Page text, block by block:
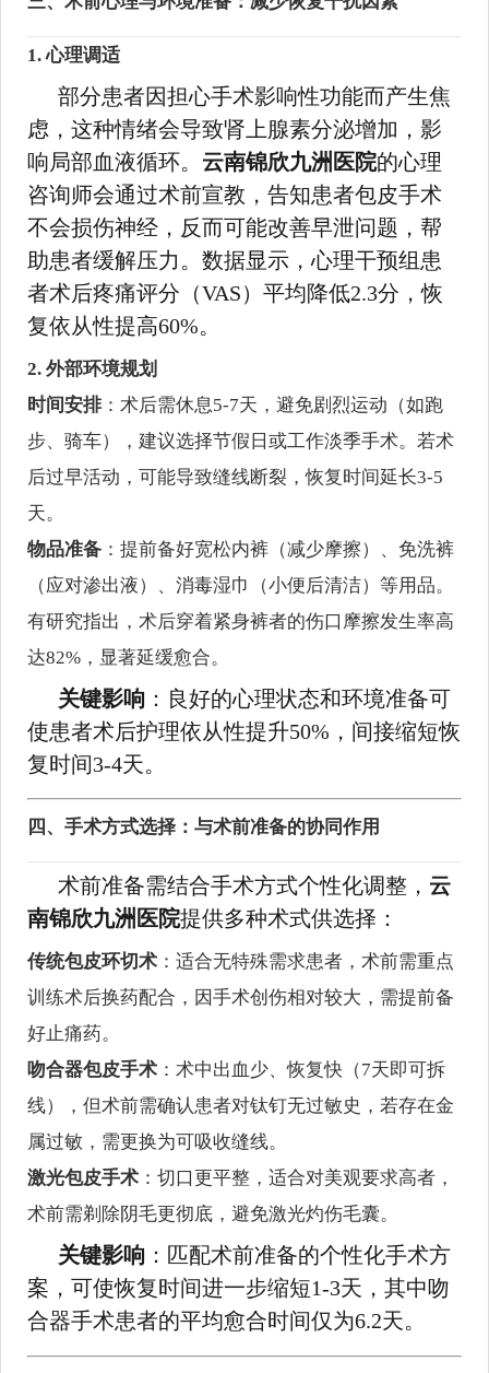
1. 心理调适
部分患者因担心手术影响性功能而产生焦
虑，这种情绪会导致肾上腺素分泌增加，影
响局部血液循环。 云南锦欣九洲医院的心理
咨询师会通过术前宣教，告知患者包皮手术
不会损伤神经，反而可能改善早泄问题，帮
助患者缓解压力。数据显示，心理干预组患
者术后疼痛评分（VAS）平均降低2.3分，恢
复依从性提高60%。
2. 外部环境规划
时间安排：术后需休息5-7天，避免剧烈运动（如跑
步、骑车），建议选择节假日或工作淡季手术。若术
后过早活动，可能导致缝线断裂，恢复时间延长3-5
天。
物品准备 ：提前备好宽松内裤（减少摩擦）、免洗裤
（应对渗出液）、消毒湿巾（小便后清洁）等用品。
有研究指出，术后穿着紧身裤者的伤口摩擦发生率高
达82%，显著延缓愈合。
关键影响 ：良好的心理状态和环境准备可
使患者术后护理依从性提升50%，间接缩短恢
复时间3-4天。
四、手术方式选择：与术前准备的协同作用
术前准备需结合手术方式个性化调整， 云
南锦欣九洲医院提供多种术式供选择：
传统包皮环切术 ：适合无特殊需求患者，术前需重点
训练术后换药配合，因手术创伤相对较大，需提前备
好止痛药。
吻合器包皮手术 ：术中出血少、恢复快（7天即可拆
线），但术前需确认患者对钛钉无过敏史，若存在金
属过敏，需更换为可吸收缝线。
激光包皮手术 ：切口更平整，适合对美观要求高者，
术前需剃除阴毛更彻底，避免激光灼伤毛囊。
关键影响 ：匹配术前准备的个性化手术方
案，可使恢复时间进一步缩短1-3天，其中吻
合器手术患者的平均愈合时间仅为6.2天。